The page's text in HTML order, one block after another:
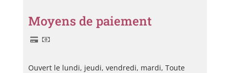
Moyens de paiement
Ouvert le lundi, jeudi, vendredi, mardi, Toute